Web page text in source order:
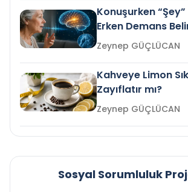
Konuşurken
Erken Demans
mi?
Zeynep GÜÇLÜCAN
Kahveye Limon
Zayıflatır mı?
Zeynep GÜÇLÜCAN
Sosyal Sorumluluk